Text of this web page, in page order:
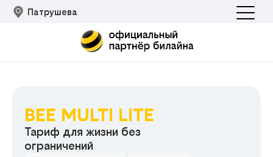
Патрушева
BEE MULTI LITE
Тариф для жизни без
ограничений